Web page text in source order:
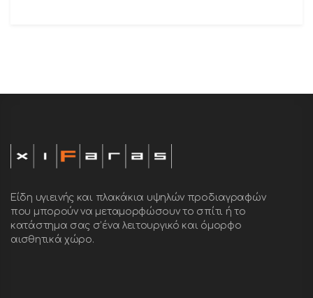
Είδη υγιεινής και πλακάκια υψηλών προδιαγραφών
που μπορούν να μεταμορφώσουν το σπίτι ή το
κατάστημα σας σ’ένα λειτουργικό και όμορφο
αισθητικά χώρο.